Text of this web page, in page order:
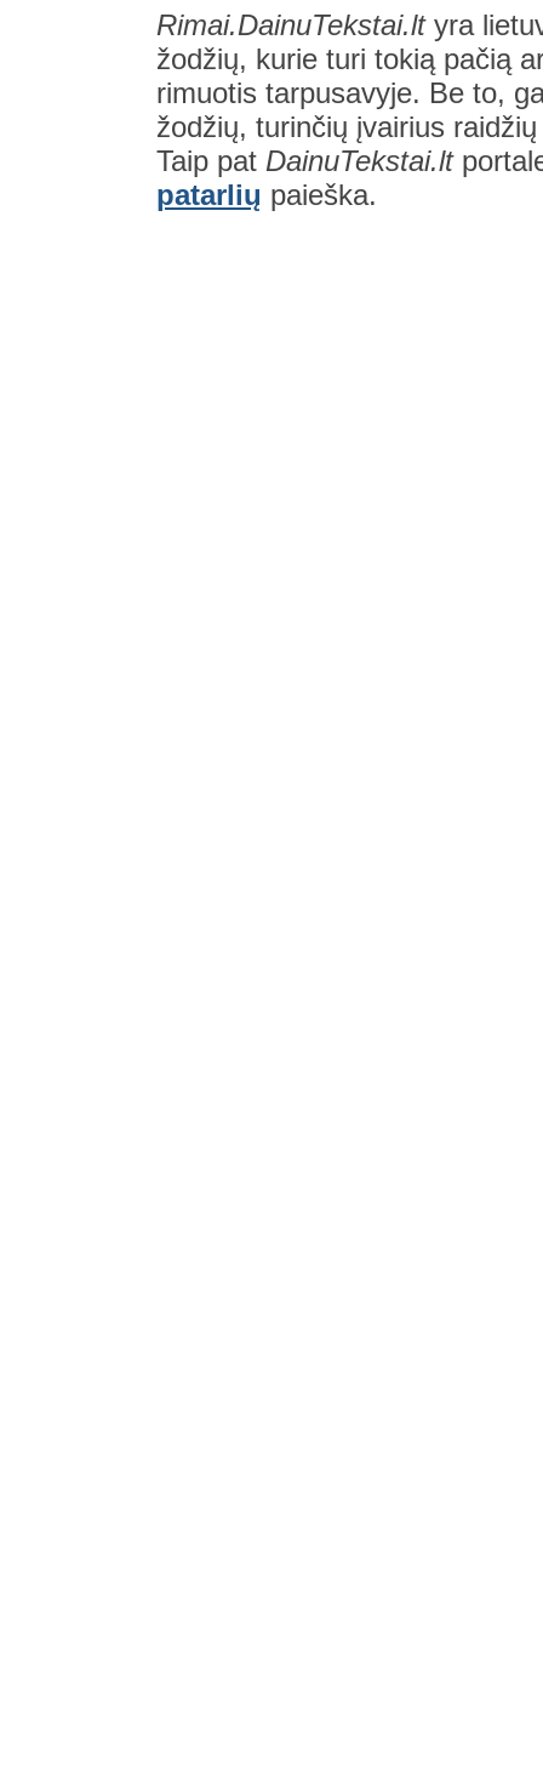
Rimai.DainuTekstai.ltyra
žodžių, kurie turi tokią pačią
rimuotis tarpusavyje. Be to,
žodžių, turinčių įvairius
Taip pat DainuTekstai.lt
patarlių paieška.